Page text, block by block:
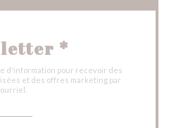
*
d'information pour recevoir des
et des offres marketing par